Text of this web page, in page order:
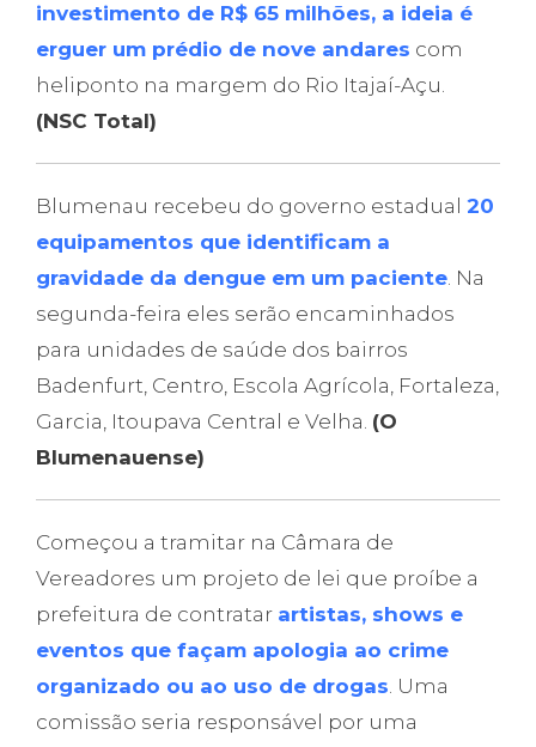
investimento de R$ 65 milhões, a ideia é
erguer um prédio de nove andares com
heliponto na margem do Rio Itajaí-Açu.
(NSC Total)
Blumenau recebeu do governo estadual 20
equipamentos que identificam a
gravidade da dengue em um paciente. Na
segunda-feira eles serão encaminhados
para unidades de saúde dos bairros
Badenfurt, Centro, Escola Agrícola, Fortaleza,
Garcia, Itoupava Central e Velha. (O
Blumenauense)
Começou a tramitar na Câmara de
Vereadores um projeto de lei que proíbe a
prefeitura de contratar artistas, shows e
eventos que façam apologia ao crime
organizado ou ao uso de drogas. Uma
comissão seria responsável por uma